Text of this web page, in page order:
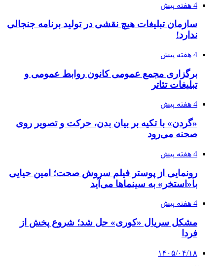
4 هفته پیش
سازمان تبلیغات هیچ نقشی در تولید برنامه جنجالی
ندارد!
4 هفته پیش
برگزاری مجمع عمومی کانون روابط عمومی و
تبلیغات تئاتر
4 هفته پیش
«گردن» با تکیه بر بیان بدن، حرکت و تصویر روی
صحنه می‌رود
4 هفته پیش
رونمایی از پوستر فیلم سروش صحت؛ امین حیایی
با«استخر» به سینماها می‌آید
4 هفته پیش
مشکل سریال «کوری» حل شد؛ شروع پخش از
فردا
۱۴۰۵/۰۴/۱۸